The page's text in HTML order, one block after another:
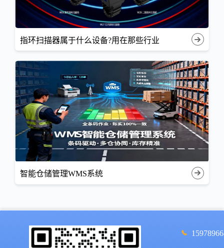
指环扫描器属于什么设备?用在那些行业
智能仓储管理WMS系统